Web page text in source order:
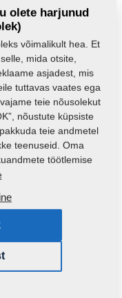
olete harjunud
võimalikult hea. Et
mida otsite,
asjadest, mis
tuttavas vaates ega
teie nõusolekut
nõustute küpsiste
teie andmetel
teenuseid. Oma
töötlemise